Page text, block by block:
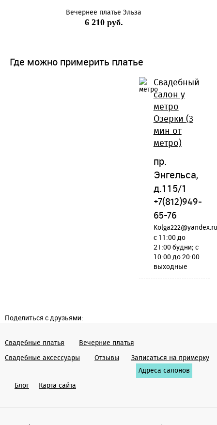
Вечернее платье Эльза
6 210 руб.
Где можно примерить платье
Свадебный
салон у
метро
Озерки (3
мин от
метро)
пр.
Энгельса,
д.115/1
+7(812)949-
65-76
Kolga222@yandex.ru
c 11:00 до
21:00 будни; c
10:00 до 20:00
выходные
Поделиться с друзьями:
Свадебные платья Вечерние платья
Cвадебные аксессуары Отзывы
Записаться на примерку
Адреса салонов
Блог Карта сайта